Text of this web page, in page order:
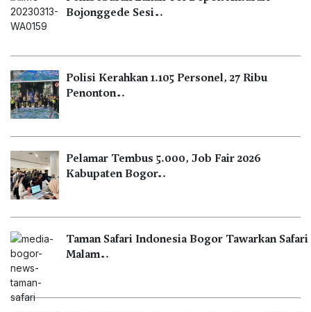
Bojonggede Sesi…
Polisi Kerahkan 1.105 Personel, 27 Ribu
Penonton…
Pelamar Tembus 5.000, Job Fair 2026
Kabupaten Bogor…
Taman Safari Indonesia Bogor Tawarkan Safari
Malam…